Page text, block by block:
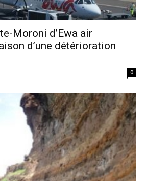
Moroni d’Ewa air
d’une détérioration
0